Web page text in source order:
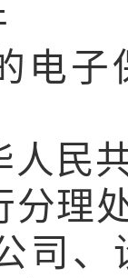
电子
人民
分理
司